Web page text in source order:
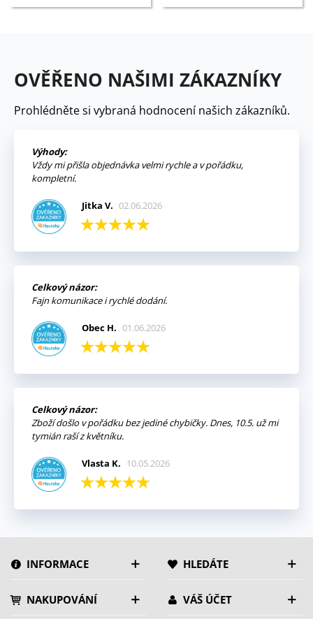
OVĚŘENO NAŠIMI ZÁKAZNÍKY
Prohlédněte si vybraná hodnocení našich zákazníků.
Výhody:
Vždy mi přišla objednávka velmi rychle a v pořádku,
kompletní.
Jitka V. 02.06.2026
Celkový názor:
Fajn komunikace i rychlé dodání.
Obec H. 01.06.2026
Celkový názor:
Zboží došlo v pořádku bez jediné chybičky. Dnes, 10.5. už mi
tymián raší z květníku.
Vlasta K. 10.05.2026
INFORMACE HLEDÁTE
NAKUPOVÁNÍ VÁŠ ÚČET